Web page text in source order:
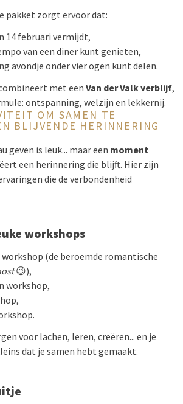
pakket zorgt ervoor dat:
14 februari vermijdt,
van een diner kunt genieten,
avondje onder vier ogen kunt delen.
met een Van der Valk verblijf,
ontspanning, welzijn en lekkernij.
OM SAMEN TE
BLIJVENDE HERINNERING
geven is leuk... maar een moment
een herinnering die blijft. Hier zijn
die de verbondenheid
workshops
(de beroemde romantische
😉),
workshop,
voor lachen, leren, creëren... en je
dat je samen hebt gemaakt.